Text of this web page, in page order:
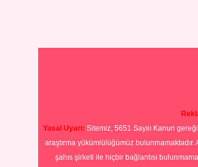
Yasal Uyarı: Sitemiz, 5651 Sayılı Kanun
araştırma yükümlülüğümüz
şahıs şirketi ile hiçbir bağlantısı